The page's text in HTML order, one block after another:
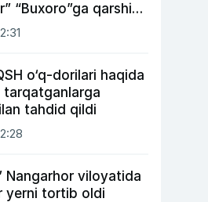
“Buxoro”ga qarshi
qo‘ldan
o‘q-dorilari haqida
tarqatganlarga
tahdid qildi
Nangarhor viloyatida
yerni tortib oldi